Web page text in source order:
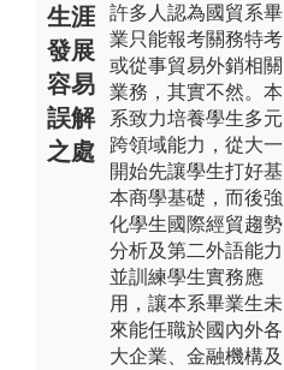
生涯
發展
容易
誤解
之處
許多人認為國貿系畢
業只能報考關務特考
或從事貿易外銷相關
業務，其實不然。本
系致力培養學生多元
跨領域能力，從大一
開始先讓學生打好基
本商學基礎，而後強
化學生國際經貿趨勢
分析及第二外語能力
並訓練學生實務應
用，讓本系畢業生未
來能任職於國內外各
大企業、金融機構及